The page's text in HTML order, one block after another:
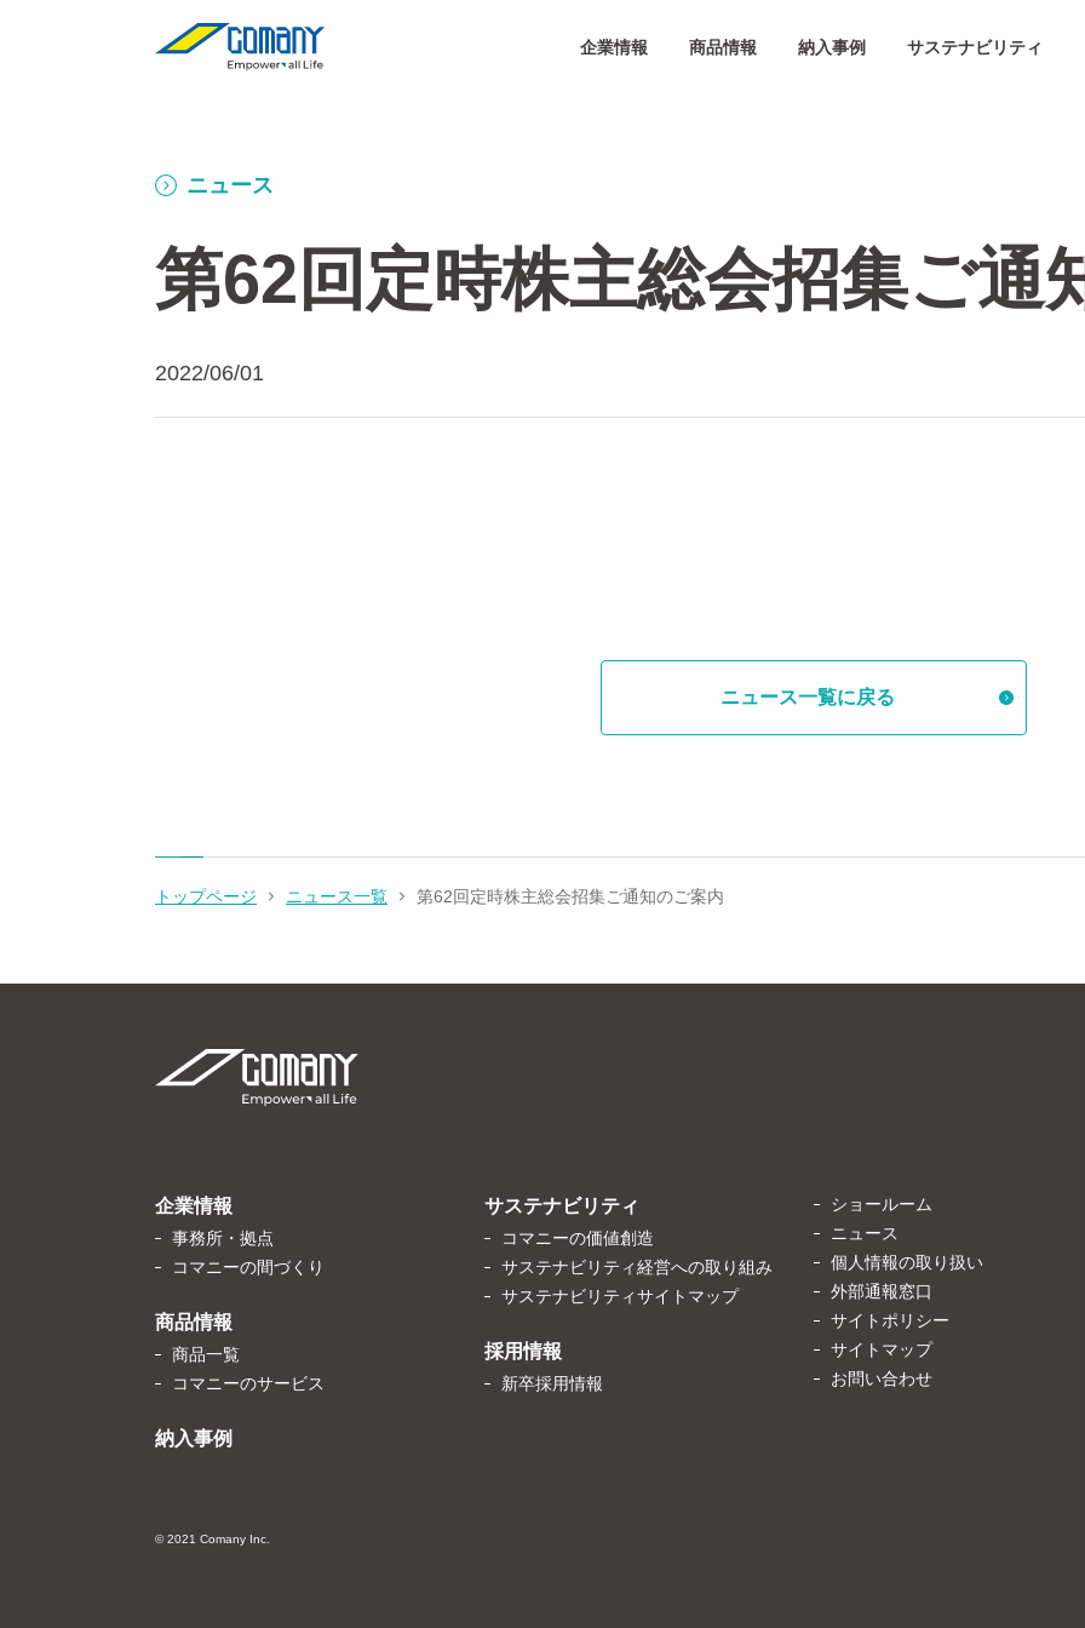
企業情報 商品情報 納入事例 サステナビリティ
ニュース
第62回定時株主総会招集ご通
2022/06/01
ニュース一覧に戻る
トップページ ニュース一覧 第62回定時株主総会招集ご通知のご案内
企業情報
事務所・拠点
コマニーの間づくり
商品情報
商品一覧
コマニーのサービス
納入事例
サステナビリティ
コマニーの価値創造
サステナビリティ経営への取り組み
サステナビリティサイトマップ
採用情報
新卒採用情報
ショールーム
ニュース
個人情報の取り扱い
外部通報窓口
サイトポリシー
サイトマップ
お問い合わせ
© 2021 Comany Inc.